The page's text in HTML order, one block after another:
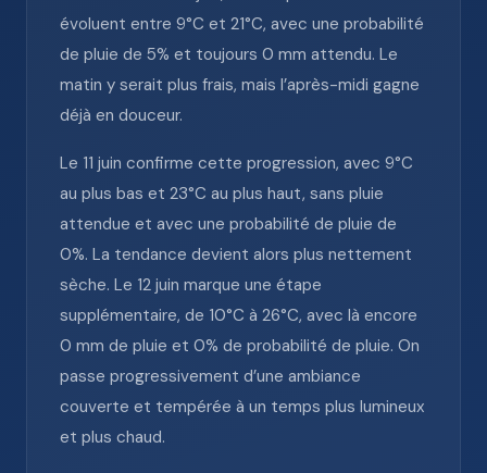
évoluent entre 9°C et 21°C, avec une probabilité
de pluie de 5% et toujours 0 mm attendu. Le
matin y serait plus frais, mais l’après-midi gagne
déjà en douceur.
Le 11 juin confirme cette progression, avec 9°C
au plus bas et 23°C au plus haut, sans pluie
attendue et avec une probabilité de pluie de
0%. La tendance devient alors plus nettement
sèche. Le 12 juin marque une étape
supplémentaire, de 10°C à 26°C, avec là encore
0 mm de pluie et 0% de probabilité de pluie. On
passe progressivement d’une ambiance
couverte et tempérée à un temps plus lumineux
et plus chaud.